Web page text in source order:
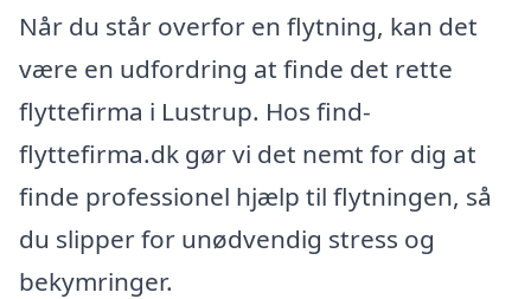
Når du står overfor en flytning, kan det
være en udfordring at finde det rette
flyttefirma i Lustrup. Hos find-
flyttefirma.dk gør vi det nemt for dig at
finde professionel hjælp til flytningen, så
du slipper for unødvendig stress og
bekymringer.